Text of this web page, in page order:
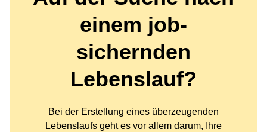
einem job-
sichernden
Lebenslauf?
Bei der Erstellung eines überzeugenden
Lebenslaufs geht es vor allem darum, Ihre